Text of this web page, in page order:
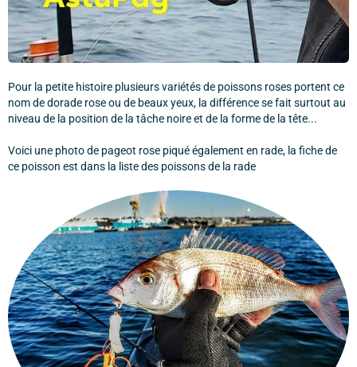
Pour la petite histoire plusieurs variétés de poissons roses portent ce
nom de dorade rose ou de beaux yeux, la différence se fait surtout au
niveau de la position de la tâche noire et de la forme de la tête...
Voici une photo de pageot rose piqué également en rade, la fiche de
ce poisson est dans la liste des poissons de la rade